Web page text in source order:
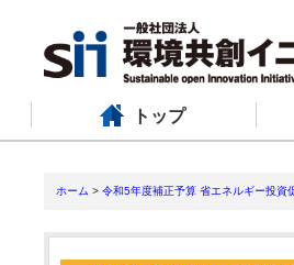
トップ
ホーム > 令和5年度補正予算 省エネルギー投資